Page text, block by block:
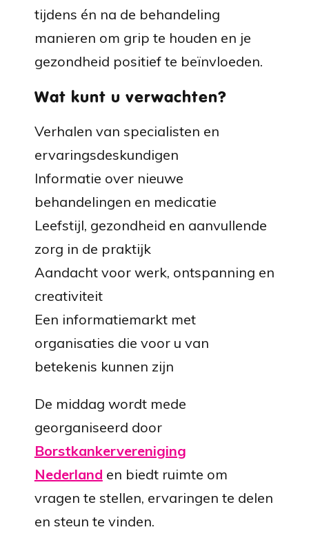
tijdens én na de behandeling
manieren om grip te houden en je
gezondheid positief te beïnvloeden.
Wat kunt u verwachten?
Verhalen van specialisten en
ervaringsdeskundigen
Informatie over nieuwe
behandelingen en medicatie
Leefstijl, gezondheid en aanvullende
zorg in de praktijk
Aandacht voor werk, ontspanning en
creativiteit
Een informatiemarkt met
organisaties die voor u van
betekenis kunnen zijn
De middag wordt mede
georganiseerd door
Borstkankervereniging
Nederland en biedt ruimte om
vragen te stellen, ervaringen te delen
en steun te vinden.